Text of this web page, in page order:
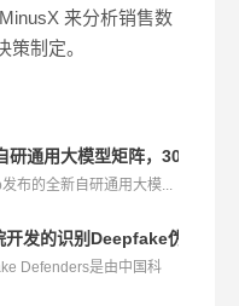
来分析销售数
制定。
通用大模型矩阵，30亿端侧
布的全新自研通用大模...
发的识别Deepfake伪造内容
Defenders是由中国科